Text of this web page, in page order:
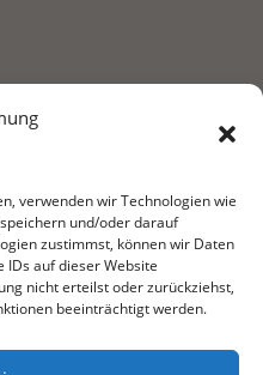
verwenden wir Technologien wie
und/oder darauf
zustimmst, können wir Daten
auf dieser Website
nicht erteilst oder zurückziehst,
beeinträchtigt werden.